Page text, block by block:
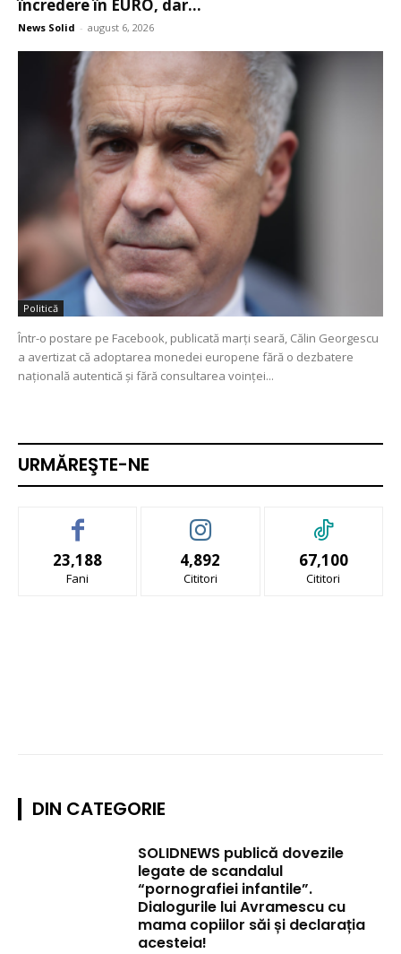
încredere în EURO, dar...
News Solid - august 6, 2026
Politică
Într-o postare pe Facebook, publicată marți seară, Călin Georgescu
a avertizat că adoptarea monedei europene fără o dezbatere
națională autentică și fără consultarea voinței...
URMĂREŞTE-NE
23,188
Fani
4,892
Cititori
67,100
Cititori
DIN CATEGORIE
SOLIDNEWS publică dovezile
legate de scandalul
“pornografiei infantile”.
Dialogurile lui Avramescu cu
mama copiilor săi și declarația
acesteia!